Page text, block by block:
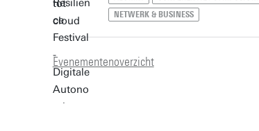
NETWERK & BUSINESS
Evenementenoverzicht